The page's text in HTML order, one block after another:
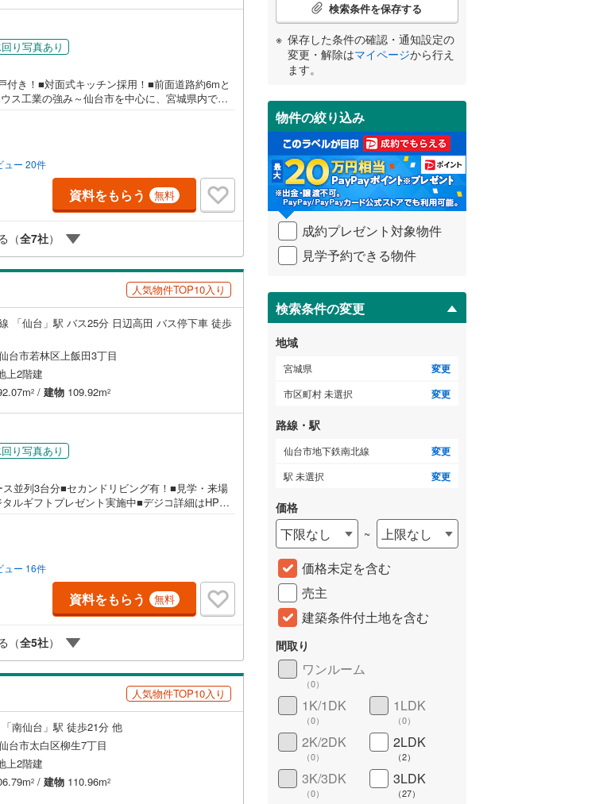
り写真あり
付き！■対面式キッチン採用！■前面道路約6mと
ス工業の強み～仙台市を中心に、宮城県内で店
きる“本当に役立つ提案”戸建・マンション・土
校区・買い物環境・交通利便性・子育て環境な
報をご提供します。「住んでから後悔しないた
す。■ 住まいのことを“まとめて相談できる安心
え】【リフォーム】までワンストップ対応。 住宅
容も、分かりやすく丁寧にご説明いたします。
、安心して一歩を踏み出せます。各店舗にはキッ
にお問い合わせください。
ュー 20件
資料をもらう 無料
（全7社）
人気物件TOP10入り
「仙台」駅 バス25分 日辺高田 バス停下車 徒歩
台市若林区上飯田3丁目
上2階建
2 / 建物 109.92m2
り写真あり
並列3台分■セカンドリビング有！■見学・来場
ルギフトプレゼント実施中■デジコ詳細はHP参
に分けてご紹介！1.＜豊富な不動産知識＞戸
を問わず不動産を取り扱っております。更に教
や行政などの地域情報を総合し、お客様により
、しっかりとサポートさせて頂きます。2.＜経
【購入】【売却】【引っ越し】【リフォーム】な
もちろん、ご購入時に気になる住宅ローン各種
説明させて頂きます。各店舗ではキッズスペース
変動あり）現地のご案内も可能ですので、どう
い！
ュー 16件
資料をもらう 無料
（全5社）
人気物件TOP10入り
南仙台」駅 徒歩21分 他
台市太白区柳生7丁目
上2階建
2 / 建物 110.96m2
条
件
受
け
取
る
・
条
件
を
イ
ペ
ジ
に
保
存
す
る
検索条件を保存する
保存した条件の確認・通知設定の
変更・解除はマイページから行え
ます。
物件の絞り込み
成約プレゼント対象物件
見学予約できる物件
検索条件の変更
地域
宮城県 変更
市区町村 未選択 変更
路線・駅
仙台市地下鉄南北線 変更
駅 未選択 変更
価格
下限なし ~
上限なし
価格未定を含む
売主
建築条件付土地を含む
間取り
ワンルーム
（0）
1K/1DK
（0）
1LDK
（0）
2K/2DK
（0）
2LDK
（2）
3K/3DK
（0）
3LDK
（27）
海まで2km以内 小学校まで1km以内（ 52）
バリアフリー住宅 （145） 間取り変更可能
3階建て以上（1）
対面キッチン（134）
IT重説可
詳しく見る